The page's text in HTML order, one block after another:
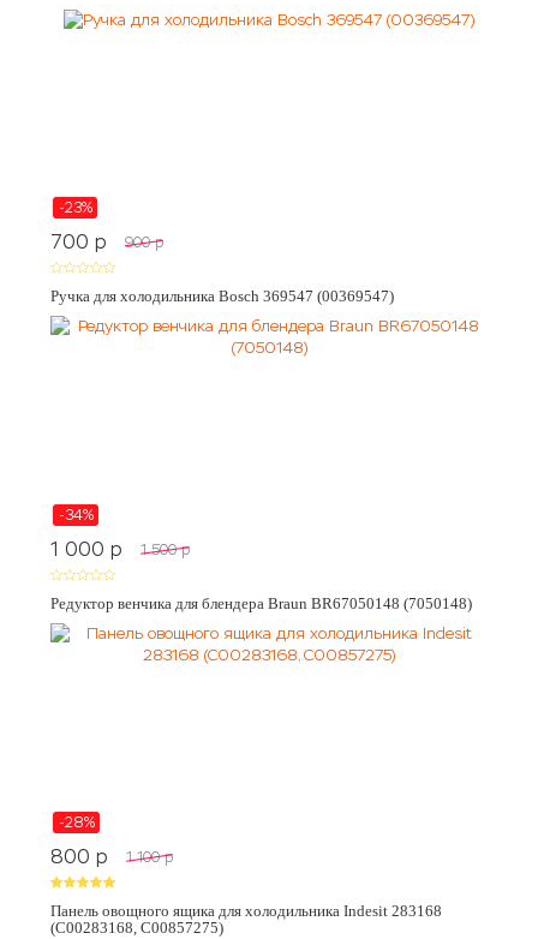
-23%
700 p 900 p
Ручка для холодильника Bosch 369547 (00369547)
-34%
1 000 p 1 500 p
Редуктор венчика для блендера Braun BR67050148 (7050148)
-28%
800 p 1 100 p
Панель овощного ящика для холодильника Indesit 283168
(C00283168, C00857275)